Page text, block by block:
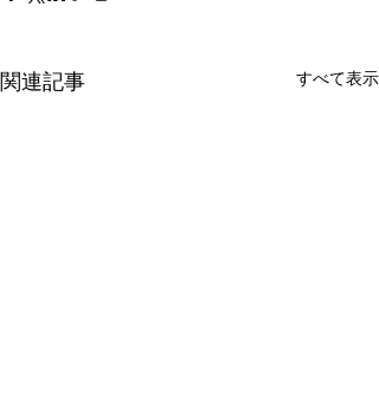
関連記事 すべて表示